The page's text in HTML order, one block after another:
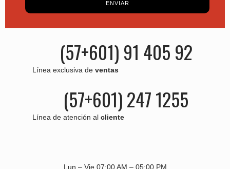
ENVIAR
(57+601) 91 405 92
Línea exclusiva de ventas
(57+601) 247 1255
Línea de atención al cliente
Lun – Vie 07:00 AM – 05:00 PM